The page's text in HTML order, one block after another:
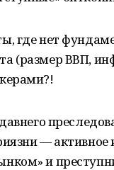
где нет
(размер ВВП,
— активное
и